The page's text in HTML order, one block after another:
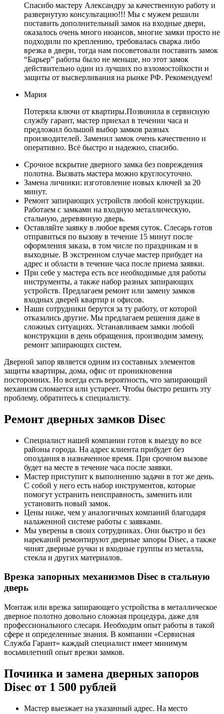
Спасибо мастеру Александру за качественную работу и
развернутую консультацию!!! Мы с мужем решили
поставить дополнительный замок на входные двери,
оказалось очень много нюансов, многие замки просто не
подходили по креплению, требовалась сварка либо
врезка в двери, тогда нам посоветовали поставить замок
“Барьер” работы было не меньше, но этот замок
действительно один из лучших по взломостойкости и
защиты от высверливания на рынке РФ. Рекомендуем!
Мария
Потеряла ключи от квартиры.Позвонила в сервисную
службу гарант, мастер приехал в течении часа и
предложил большой выбор замков разных
производителей. Заменил замок очень качественно и
оперативно. Всё быстро и надежно, спасибо.
Срочное вскрытие дверного замка без повреждения
полотна. Вызвать мастера можно круглосуточно.
Замена личинки: изготовление новых ключей за 20
минут.
Ремонт запирающих устройств любой конструкции.
Работаем с замками на входную металлическую,
стальную, деревянную дверь.
Оставляйте заявку в любое время суток. Слесарь готов
отправиться по вызову в течение 15 минут после
оформления заказа, в том числе по праздникам и в
выходные. В экстренном случае мастер прибудет на
адрес и области в течение часа после приема заявки.
При себе у мастера есть все необходимые для работы
инструменты, а также набор разных запирающих
устройств. Предлагаем ремонт или замену замков
входных дверей квартир и офисов.
Наши сотрудники берутся за ту работу, от которой
отказались другие. Мы предлагаем решения даже в
сложных ситуациях. Устанавливаем замки любой
конструкции в день обращения, производим замену,
ремонт запирающих систем.
Дверной запор является одним из составных элементов
защиты квартиры, дома, офис от проникновения
посторонних. Но всегда есть вероятность, что запирающий
механизм сломается или устареет. Чтобы быстро решить эту
проблему, обратитесь к специалисту.
Ремонт дверных замков Disec
Специалист нашей компании готов к выезду во все
районы города. На адрес клиента прибудет без
опоздания в назначенное время. При срочном вызове
будет на месте в течение часа после заявки.
Мастер приступит к выполнению задачи в тот же день.
С собой у него есть набор инструментов, которые
помогут устранить неисправность, заменить или
установить новый замок.
Цены ниже, чем у аналогичных компаний благодаря
налаженной системе работы с заявками.
Мы уверены в своих сотрудниках. Они быстро и без
нареканий ремонтируют дверные запоры Disec, а также
чинят дверные ручки и входные группы из металла,
стекла и других материалов.
Врезка запорных механизмов Disec в стальную
дверь
Монтаж или врезка запирающего устройства в металлическое
дверное полотно довольно сложная процедура, даже для
профессионального слесаря. Необходим опыт работы в такой
сфере и определенные знания. В компании «Сервисная
Служба Гарант» каждый специалист имеет минимум
восьмилетний опыт врезки замков.
Починка и замена дверных запоров
Disec от 1 500 рублей
Мастер выезжает на указанный адрес. На место